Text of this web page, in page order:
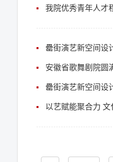
罍街演艺新空间设
安徽省歌舞剧院圆
罍街演艺新空间设
以艺赋能聚合力